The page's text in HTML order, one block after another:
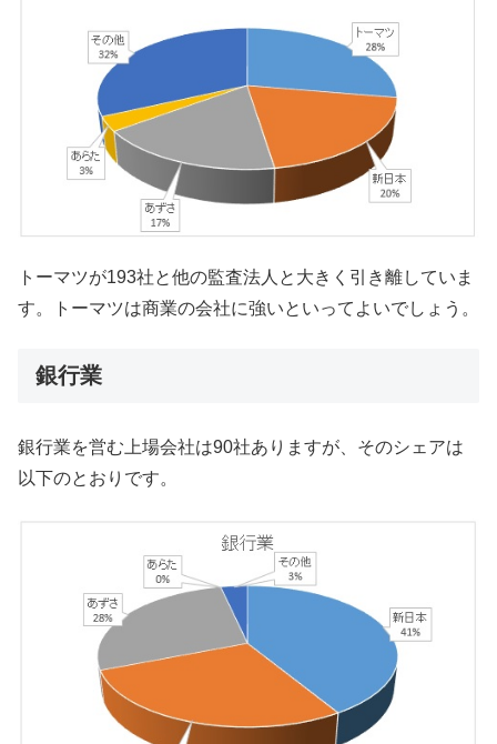
トーマツが193社と他の監査法人と大きく引き離していま
す。トーマツは商業の会社に強いといってよいでしょう。
銀行業
銀行業を営む上場会社は90社ありますが、そのシェアは
以下のとおりです。